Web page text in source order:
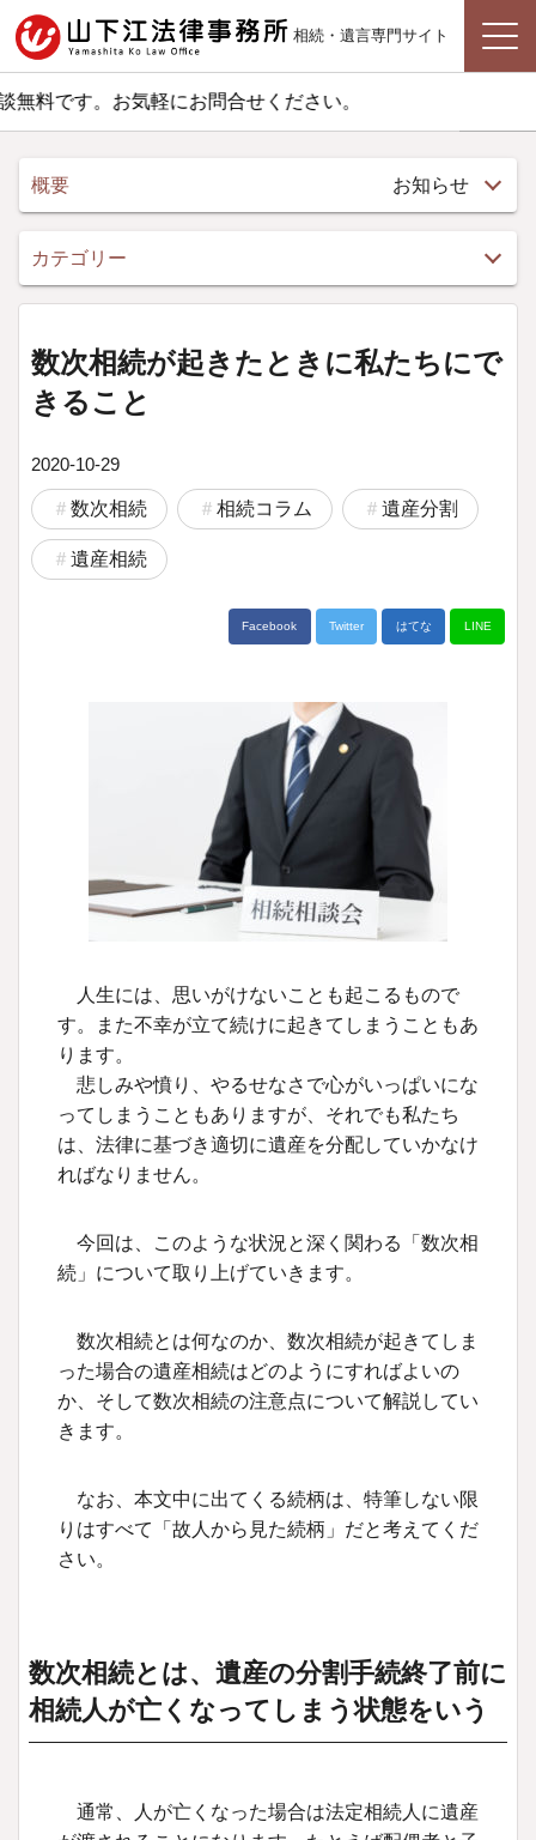
相続・遺言専門サイト
です。お気軽にお問合せください。
数次相続が起きたときに私たちにで
きること
2020-10-29
数次相続 相続コラム 遺産分割
遺産相続
Facebook Twitter はてな LINE
人生には、思いがけないことも起こるもので
す。また不幸が立て続けに起きてしまうこともあ
ります。
悲しみや憤り、やるせなさで心がいっぱいにな
ってしまうこともありますが、それでも私たち
は、法律に基づき適切に遺産を分配していかなけ
ればなりません。
今回は、このような状況と深く関わる「数次相
続」について取り上げていきます。
数次相続とは何なのか、数次相続が起きてしま
った場合の遺産相続はどのようにすればよいの
か、そして数次相続の注意点について解説してい
きます。
なお、本文中に出てくる続柄は、特筆しない限
りはすべて「故人から見た続柄」だと考えてくだ
さい。
数次相続とは、遺産の分割手続終了前に
相続人が亡くなってしまう状態をいう
通常、人が亡くなった場合は法定相続人に遺産
概要 お知らせ
カテゴリー